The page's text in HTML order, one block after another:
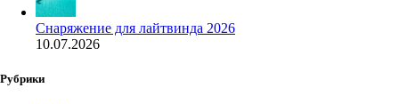
Снаряжение для лайтвинда 2026
10.07.2026
Рубрики